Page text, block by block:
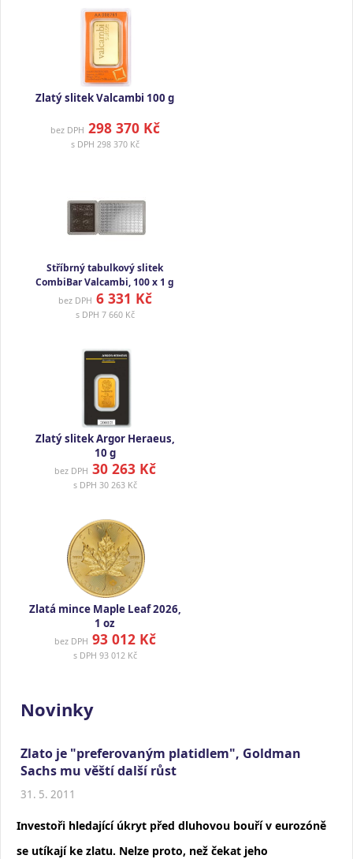
Zlatý slitek Valcambi 100 g
bez DPH 298 370 Kč
s DPH 298 370 Kč
Stříbrný tabulkový slitek
CombiBar Valcambi, 100 x 1 g
bez DPH 6 331 Kč
s DPH 7 660 Kč
Zlatý slitek Argor Heraeus,
10 g
bez DPH 30 263 Kč
s DPH 30 263 Kč
Zlatá mince Maple Leaf 2026,
1 oz
bez DPH 93 012 Kč
s DPH 93 012 Kč
Novinky
Zlato je "preferovaným platidlem", Goldman
Sachs mu věští další růst
31. 5. 2011
Investoři hledající úkryt před dluhovou bouří v eurozóně
se utíkají ke zlatu. Nelze proto, než čekat jeho